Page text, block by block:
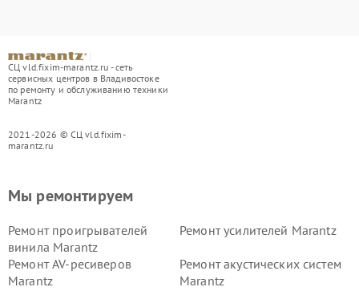
СЦ vld.fixim-marantz.ru - сеть
сервисных центров в Владивостоке
по ремонту и обслуживанию техники
Marantz
2021-2026 © СЦ vld.fixim-
marantz.ru
Мы ремонтируем
Ремонт проигрывателей
винила Marantz
Ремонт усилителей Marantz
Ремонт AV-ресиверов
Marantz
Ремонт акустических систем
Marantz